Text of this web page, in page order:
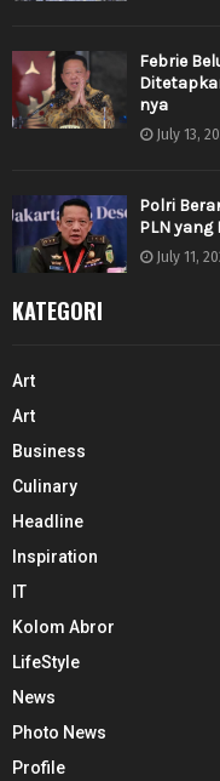
Febrie
nya
July 13,
Polri
PLN
July 11,
KATEGORI
Art
Art
Business
Culinary
Headline
Inspiration
IT
Kolom Abror
LifeStyle
News
Photo News
Profile